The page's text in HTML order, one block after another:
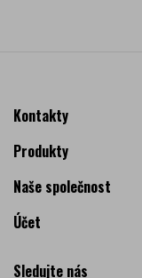
Kontakty
Produkty
Naše společnost
Účet
Sledujte nás